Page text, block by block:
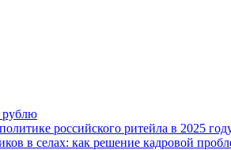
рублю
российского ритейла в 2025
в селах: как решение кадровой